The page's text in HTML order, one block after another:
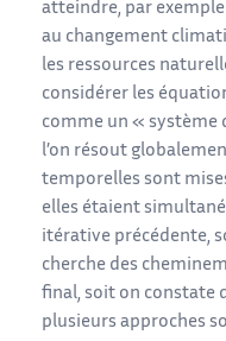
atteindre, par
au changement
les ressources
considérer les
comme un « système
l’on résout
temporelles sont
elles étaient
itérative précédente,
cherche des
final, soit on constate
plusieurs approches